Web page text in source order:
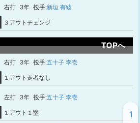
右打 3年 投手:新垣 有絃
３アウトチェンジ
TOPへ
右打 3年 投手:五十子 李壱
１アウト走者なし
左打 3年 投手:五十子 李壱
１アウト１塁
1